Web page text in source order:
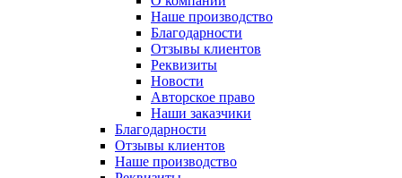
Наше производство
Благодарности
Отзывы клиентов
Реквизиты
Новости
Авторское право
Наши заказчики
Благодарности
Отзывы клиентов
Наше производство